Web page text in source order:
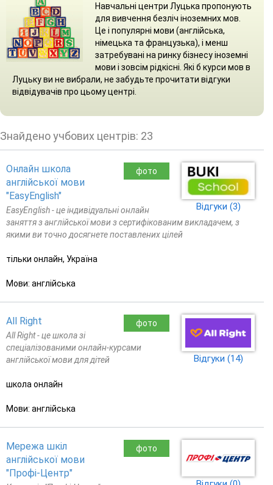
Навчальні центри Луцька пропонують
для вивчення безліч іноземних мов.
Це і популярні мови (англійська,
німецька та французька), і менш
затребувані на ринку бізнесу іноземні
мови і зовсім рідкісні. Які б курси мов в
Луцьку ви не вибрали, не забудьте прочитати відгуки
відвідувачів про цьому центрі.
Знайдено учбових центрів: 23
Відгуки (3)
фото
Онлайн школа
англійської мови
"EasyEnglish"
EasyEnglish - це індивідуальні онлайн
заняття з англійської мови з сертифікованим викладачем, з
якими ви точно досягнете поставлених цілей
тільки онлайн, Україна
Мови: англійська
Відгуки (14)
фото
All Right
All Right - це школа зі
спеціалізованими онлайн-курсами
англійської мови для дітей
школа онлайн
Мови: англійська
фото
Мережа шкіл
англійської мови
"Профі-Центр"